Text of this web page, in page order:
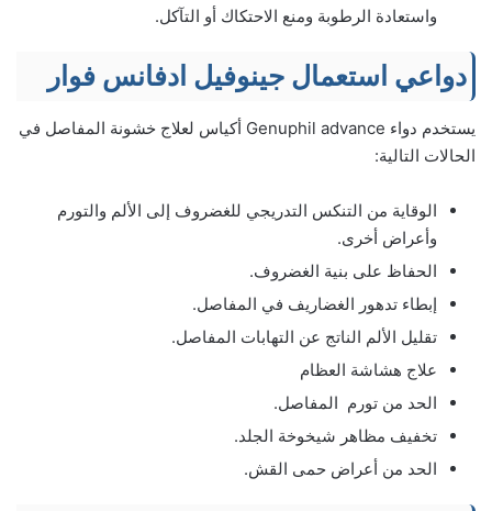
واستعادة الرطوبة ومنع الاحتكاك أو التآكل.
دواعي استعمال جينوفيل ادفانس فوار
يستخدم دواء Genuphil advance أكياس لعلاج خشونة المفاصل في
الحالات التالية:
الوقاية من التنكس التدريجي للغضروف إلى الألم والتورم
وأعراض أخرى.
الحفاظ على بنية الغضروف.
إبطاء تدهور الغضاريف في المفاصل.
تقليل الألم الناتج عن التهابات المفاصل.
علاج هشاشة العظام
الحد من تورم المفاصل.
تخفيف مظاهر شيخوخة الجلد.
الحد من أعراض حمى القش.